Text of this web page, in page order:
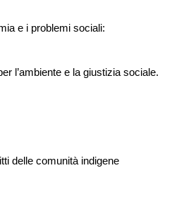
e i problemi sociali:
l’ambiente e la giustizia sociale.
delle comunità indigene